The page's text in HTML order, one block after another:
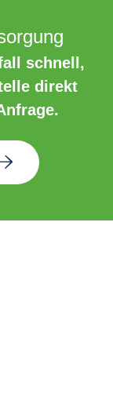
schnell,
direkt